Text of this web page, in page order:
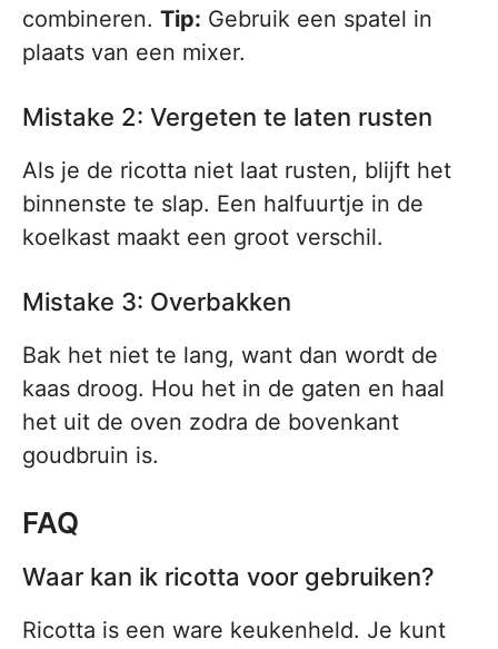
combineren. Tip: Gebruik een spatel in
plaats van een mixer.
Mistake 2: Vergeten te laten rusten
Als je de ricotta niet laat rusten, blijft het
binnenste te slap. Een halfuurtje in de
koelkast maakt een groot verschil.
Mistake 3: Overbakken
Bak het niet te lang, want dan wordt de
kaas droog. Hou het in de gaten en haal
het uit de oven zodra de bovenkant
goudbruin is.
FAQ
Waar kan ik ricotta voor gebruiken?
Ricotta is een ware keukenheld. Je kunt